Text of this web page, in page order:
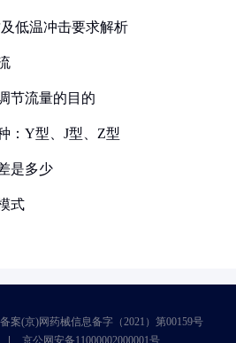
低温冲击要求解析
节流量的目的
：Y型、J型、Z型
是多少
式
案(京)网药械信息备字（2021）第00159号
京公网安备11000002000001号